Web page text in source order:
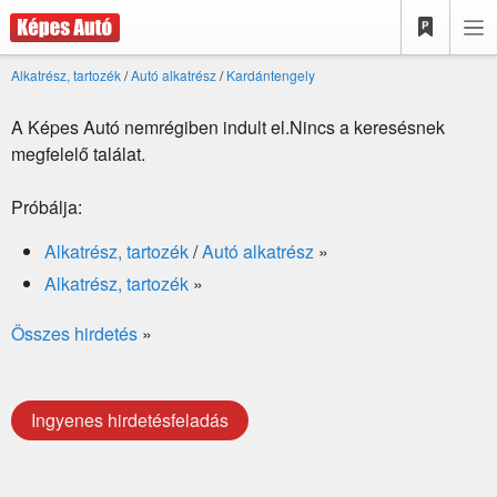
Alkatrész, tartozék/Autó alkatrész/Kardántengely
A Képes Autó nemrégiben indult el.Nincs a keresésnek
megfelelő találat.
Próbálja:
Alkatrész, tartozék/Autó alkatrész »
Alkatrész, tartozék »
Összes hirdetés »
Ingyenes hirdetésfeladás